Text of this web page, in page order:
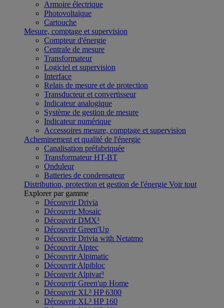
Armoire électrique
Photovoltaïque
Cartouche
Mesure, comptage et supervision
Compteur d'énergie
Centrale de mesure
Transformateur
Logiciel et supervision
Interface
Relais de mesure et de protection
Transducteur et convertisseur
Indicateur analogique
Système de gestion de mesure
Indicateur numérique
Accessoires mesure, comptage et supervision
Acheminement et qualité de l'énergie
Canalisation préfabriquée
Transformateur HT-BT
Onduleur
Batteries de condensateur
Distribution, protection et gestion de l'énergie Voir tout
Explorer par gamme
Découvrir Drivia
Découvrir Mosaic
Découvrir DMX³
Découvrir Green'Up
Découvrir Drivia with Netatmo
Découvrir Alptec
Découvrir Alpimatic
Découvrir Alpibloc
Découvrir Alpivar³
Découvrir Green'up Home
Découvrir XL³ HP 6300
Découvrir XL³ HP 160